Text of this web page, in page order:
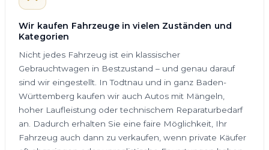
Wir kaufen Fahrzeuge in vielen Zuständen und
Kategorien
Nicht jedes Fahrzeug ist ein klassischer
Gebrauchtwagen in Bestzustand – und genau darauf
sind wir eingestellt. In Todtnau und in ganz Baden-
Württemberg kaufen wir auch Autos mit Mängeln,
hoher Laufleistung oder technischem Reparaturbedarf
an. Dadurch erhalten Sie eine faire Möglichkeit, Ihr
Fahrzeug auch dann zu verkaufen, wenn private Käufer